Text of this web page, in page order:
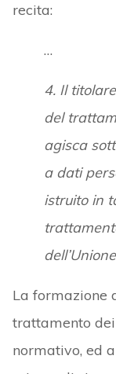
recita:
…
4. Il
del
agisca
a dati
istruito in
La formazione
trattamento
normativo, ed